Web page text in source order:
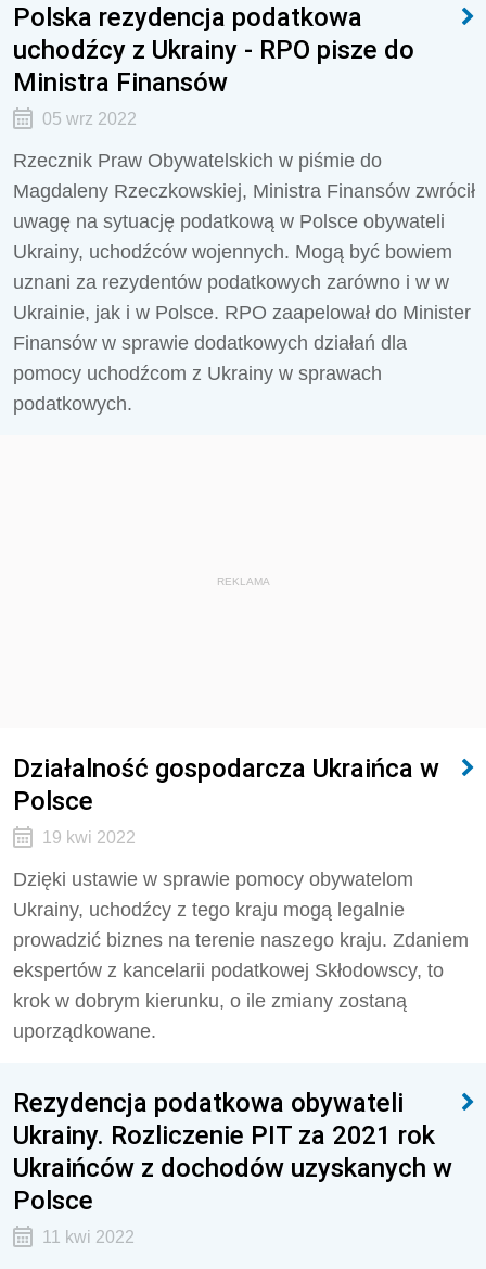
Polska rezydencja podatkowa
uchodźcy z Ukrainy - RPO pisze do
Ministra Finansów
05 wrz 2022
Rzecznik Praw Obywatelskich w piśmie do
Magdaleny Rzeczkowskiej, Ministra Finansów zwrócił
uwagę na sytuację podatkową w Polsce obywateli
Ukrainy, uchodźców wojennych. Mogą być bowiem
uznani za rezydentów podatkowych zarówno i w w
Ukrainie, jak i w Polsce. RPO zaapelował do Minister
Finansów w sprawie dodatkowych działań dla
pomocy uchodźcom z Ukrainy w sprawach
podatkowych.
REKLAMA
Działalność gospodarcza Ukraińca w
Polsce
19 kwi 2022
Dzięki ustawie w sprawie pomocy obywatelom
Ukrainy, uchodźcy z tego kraju mogą legalnie
prowadzić biznes na terenie naszego kraju. Zdaniem
ekspertów z kancelarii podatkowej Skłodowscy, to
krok w dobrym kierunku, o ile zmiany zostaną
uporządkowane.
Rezydencja podatkowa obywateli
Ukrainy. Rozliczenie PIT za 2021 rok
Ukraińców z dochodów uzyskanych w
Polsce
11 kwi 2022